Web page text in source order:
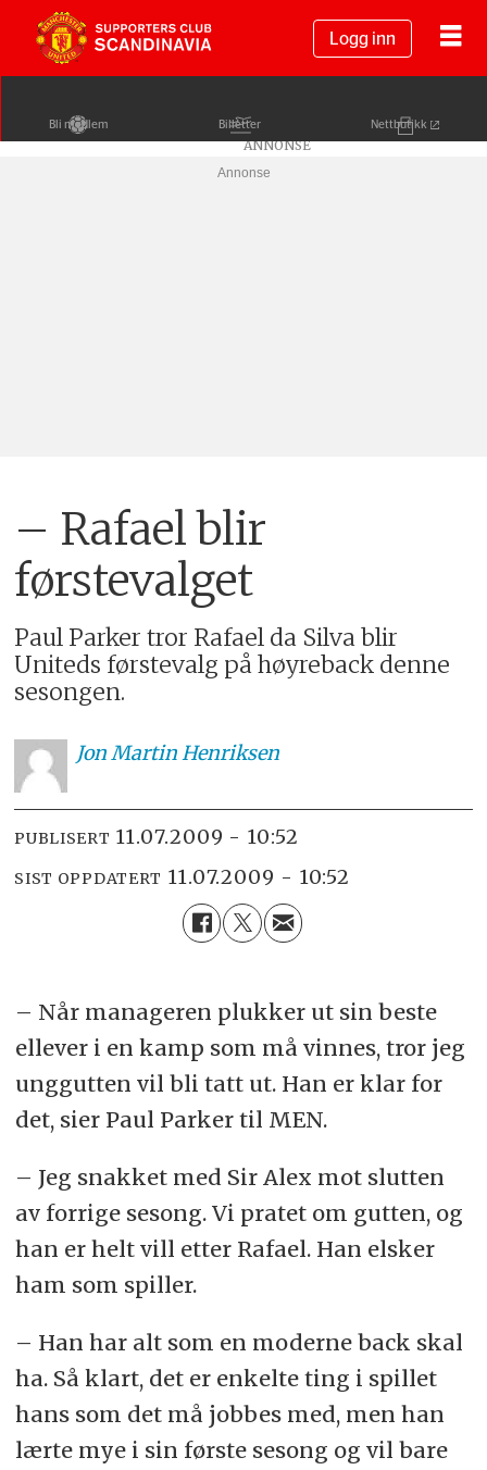
Logg inn
Bli medlem Billetter Nettbutikk
Annonse
– Rafael blir
førstevalget
Paul Parker tror Rafael da Silva blir
Uniteds førstevalg på høyreback denne
sesongen.
JonMartin Henriksen
PUBLISERT 11.07.2009 - 10:52
SIST OPPDATERT 11.07.2009 - 10:52
– Når manageren plukker ut sin beste
ellever i en kamp som må vinnes, tror jeg
unggutten vil bli tatt ut. Han er klar for
det, sier Paul Parker til MEN.
– Jeg snakket med Sir Alex mot slutten
av forrige sesong. Vi pratet om gutten, og
han er helt vill etter Rafael. Han elsker
ham som spiller.
– Han har alt som en moderne back skal
ha. Så klart, det er enkelte ting i spillet
hans som det må jobbes med, men han
lærte mye i sin første sesong og vil bare